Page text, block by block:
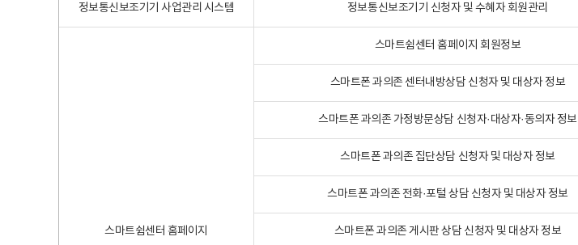
정보통신보조기기 사업관리 시스템 정보통신보조기기 신청자 및 수혜자 회원관리
스마트쉼센터 홈페이지
스마트쉼센터 홈페이지 회원정보
스마트폰 과의존 센터내방상담 신청자 및 대상자 정보
스마트폰 과의존 가정방문상담 신청자·대상자·동의자 정보
스마트폰 과의존 집단상담 신청자 및 대상자 정보
스마트폰 과의존 전화·포털 상담 신청자 및 대상자 정보
스마트폰 과의존 게시판 상담 신청자 및 대상자 정보